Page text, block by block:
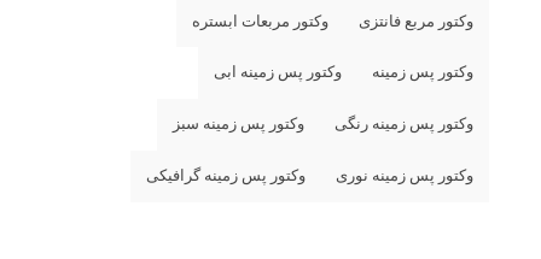
وکتور مربع فانتزی وکتور مربعات ابستره
وکتور پس زمینه وکتور پس زمینه ابی
وکتور پس زمینه رنگی وکتور پس زمینه سبز
وکتور پس زمینه نوری وکتور پس زمینه گرافیکی